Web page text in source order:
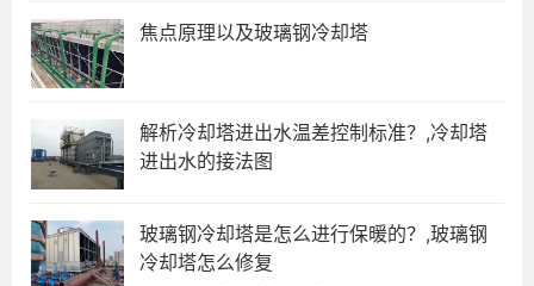
焦点原理以及玻璃钢冷却塔
解析冷却塔进出水温差控制标准？,冷却塔
进出水的接法图
玻璃钢冷却塔是怎么进行保暖的？,玻璃钢
冷却塔怎么修复